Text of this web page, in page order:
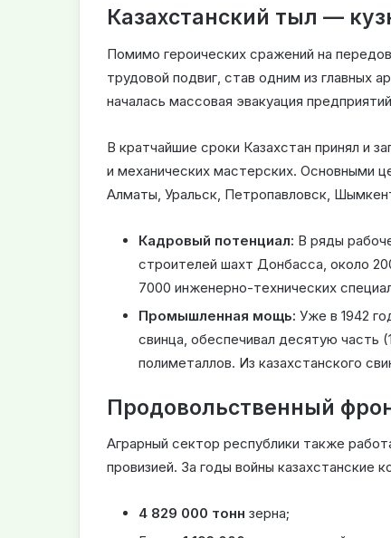
Казахстанский тыл —
Помимо героических сражений на
трудовой подвиг, став одним из главных
началась массовая эвакуация
В кратчайшие сроки Казахстан принял и
и механических мастерских. Основными
Алматы, Уральск, Петропавловск,
Кадровый потенциал: В ряды
строителей шахт Донбасса, около
7000 инженерно-технических
Промышленная мощь: Уже в 1942
свинца, обеспечивал десятую часть
полиметаллов. Из казахстанского
Продовольственный
Аграрный сектор республики также
провизией. За годы войны казахстанские
4 829 000 тонн зерна;